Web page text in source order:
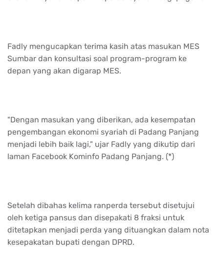
Fadly mengucapkan terima kasih atas masukan MES
Sumbar dan konsultasi soal program-program ke
depan yang akan digarap MES.
"Dengan masukan yang diberikan, ada kesempatan
pengembangan ekonomi syariah di Padang Panjang
menjadi lebih baik lagi," ujar Fadly yang dikutip dari
laman Facebook Kominfo Padang Panjang. (*)
Setelah dibahas kelima ranperda tersebut disetujui
oleh ketiga pansus dan disepakati 8 fraksi untuk
ditetapkan menjadi perda yang dituangkan dalam nota
kesepakatan bupati dengan DPRD.